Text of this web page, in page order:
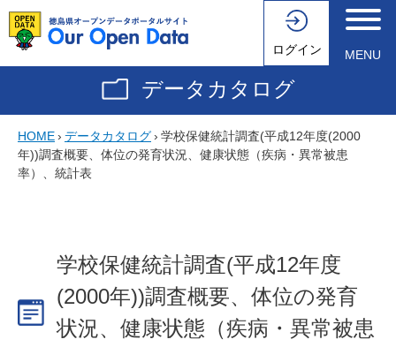
ログイン MENU
データカタログ
HOME› データカタログ› 学校保健統計調査(平成12年度(2000
年))調査概要、体位の発育状況、健康状態（疾病・異常被患
率）、統計表
学校保健統計調査(平成12年度
(2000年))調査概要、体位の発育
状況、健康状態（疾病・異常被患